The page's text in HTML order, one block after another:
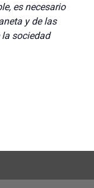
es necesario
y de las
la sociedad